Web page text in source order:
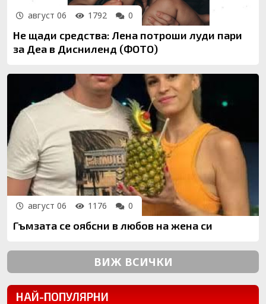
Не щади средства: Лена потроши луди пари
за Деа в Дисниленд (ФОТО)
август 06 1792 0
Гъмзата се оябсни в любов на жена си
август 06 1176 0
ВИЖ ВСИЧКИ
НАЙ-ПОПУЛЯРНИ